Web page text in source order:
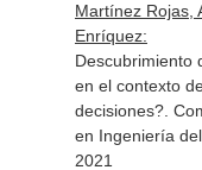
Martínez Rojas,
Enríquez:
Descubrimiento
en el contexto
decisiones?.
en Ingeniería
2021